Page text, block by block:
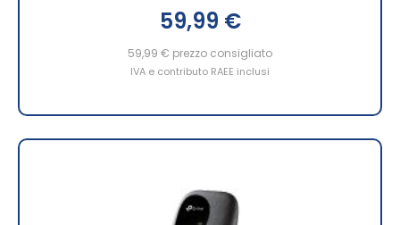
59,99 €
59,99 € prezzo consigliato
IVA e contributo RAEE inclusi